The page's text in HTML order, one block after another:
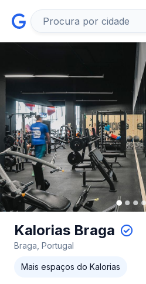
Kalorias Braga
Braga, Portugal
Mais espaços do Kalorias